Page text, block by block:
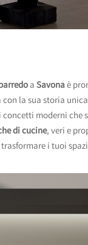
aSavonaè
con la sua storia
moderni che
di cucine, veri e
i tuoi